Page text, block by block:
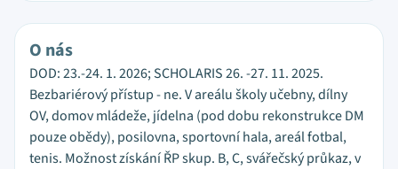
O nás
DOD: 23.-24. 1. 2026; SCHOLARIS 26. -27. 11. 2025.
Bezbariérový přístup - ne. V areálu školy učebny, dílny
OV, domov mládeže, jídelna (pod dobu rekonstrukce DM
pouze obědy), posilovna, sportovní hala, areál fotbal,
tenis. Možnost získání ŘP skup. B, C, svářečský průkaz, v